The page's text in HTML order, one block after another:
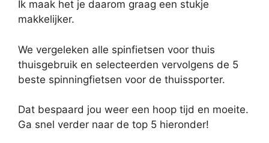
Ik maak het je daarom graag een stukje
makkelijker.
We vergeleken alle spinfietsen voor thuis
thuisgebruik en selecteerden vervolgens de 5
beste spinningfietsen voor de thuissporter.
Dat bespaard jou weer een hoop tijd en moeite.
Ga snel verder naar de top 5 hieronder!